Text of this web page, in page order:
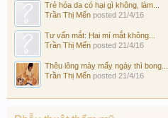
Trẻ hóa da có hại gì không, làm...
Trần Thị Mến posted 21/4/16
Tư vấn mắt: Hai mí mắt không...
Trần Thị Mến posted 21/4/16
Thêu lông mày mấy ngày thì bong...
Trần Thị Mến posted 21/4/16